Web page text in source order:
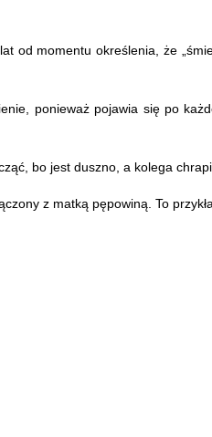
od momentu określenia, że
ponieważ pojawia się po
bo jest duszno, a kolega
z matką pępowiną. To